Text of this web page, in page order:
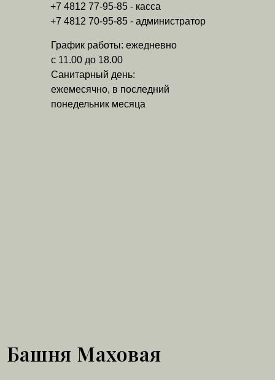
График работы: ежедневно
с 11.00 до 18.00
Санитарный день:
ежемесячно, в последний
понедельник месяца
+7 4812 77-95-85 - касса
+7 4812 70-95-85 - администратор
Башня Маховая